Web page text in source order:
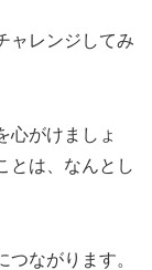
ャレンジしてみ
心がけましょ
とは、なんとし
つながります。